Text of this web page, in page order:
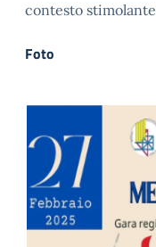
contesto
Foto